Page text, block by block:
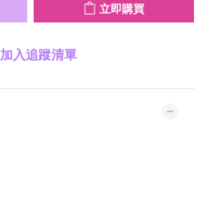
立即購買
加入追蹤清單